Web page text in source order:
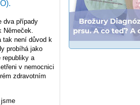
dva případy
tak není důvod k
probíhá jako
republiky a
v nemocnici
zdravotním